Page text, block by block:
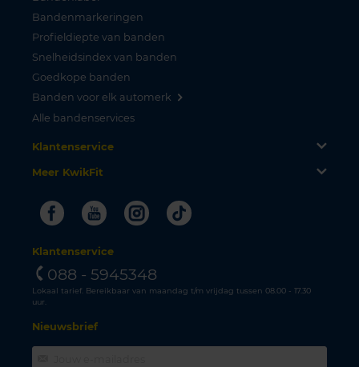
Bandenmarkeringen
Profieldiepte van banden
Snelheidsindex van banden
Goedkope banden
Banden voor elk automerk
Alle bandenservices
Klantenservice
Meer KwikFit
FacebookYoutubeInstagram
Tiktok
Klantenservice
088 - 5945348
Lokaal tarief. Bereikbaar van maandag t/m vrijdag tussen 08.00 - 17.30
uur.
Nieuwsbrief